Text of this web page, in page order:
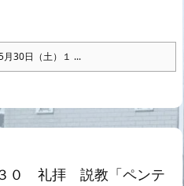
月30日（土）１ ...
０ 礼拝 説教「ペンテ